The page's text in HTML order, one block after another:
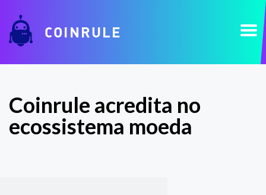
COINRULE
Coinrule acredita no
ecossistema moeda